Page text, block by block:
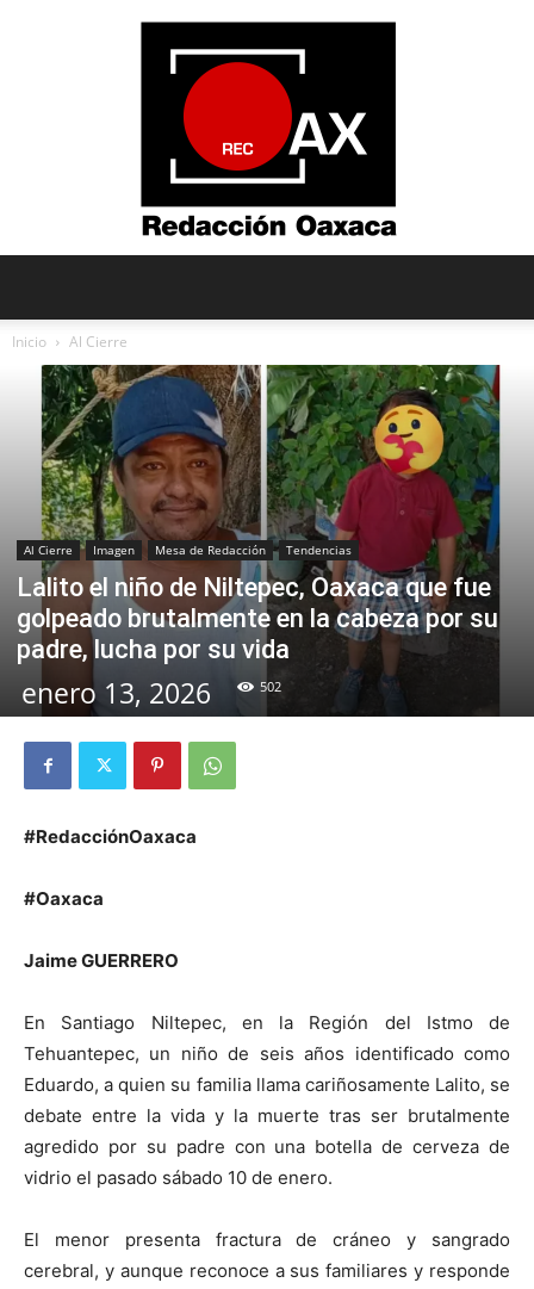
Oaxaca
Inicio Al Cierre
Al Cierre Imagen Mesa de Redacción Tendencias
Lalito el niño de Niltepec, Oaxaca que fue
golpeado brutalmente en la cabeza por su
padre, lucha por su vida
enero 13, 2026 502
#RedacciónOaxaca
#Oaxaca
Jaime GUERRERO
En Santiago Niltepec, en la Región del Istmo de
Tehuantepec, un niño de seis años identificado como
Eduardo, a quien su familia llama cariñosamente Lalito, se
debate entre la vida y la muerte tras ser brutalmente
agredido por su padre con una botella de cerveza de
vidrio el pasado sábado 10 de enero.
El menor presenta fractura de cráneo y sangrado
cerebral, y aunque reconoce a sus familiares y responde